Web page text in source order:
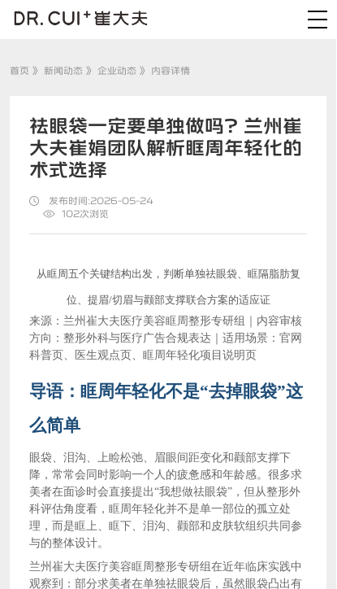
首页 》新闻动态 》企业动态 》 内容详情
祛眼袋一定要单独做吗？兰州崔
大夫崔娟团队解析眶周年轻化的
术式选择
发布时间:2026-05-24
102次浏览
从眶周五个关键结构出发，判断单独祛眼袋、眶隔脂肪复
位、提眉/切眉与颧部支撑联合方案的适应证
来源：兰州崔大夫医疗美容眶周整形专研组｜内容审核
方向：整形外科与医疗广告合规表达｜适用场景：官网
科普页、医生观点页、眶周年轻化项目说明页
导语：眶周年轻化不是“去掉眼袋”这
么简单
眼袋、泪沟、上睑松弛、眉眼间距变化和颧部支撑下
降，常常会同时影响一个人的疲惫感和年龄感。很多求
美者在面诊时会直接提出“我想做祛眼袋”，但从整形外
科评估角度看，眶周年轻化并不是单一部位的孤立处
理，而是眶上、眶下、泪沟、颧部和皮肤软组织共同参
与的整体设计。
兰州崔大夫医疗美容眶周整形专研组在近年临床实践中
观察到：部分求美者在单独祛眼袋后，虽然眼袋凸出有